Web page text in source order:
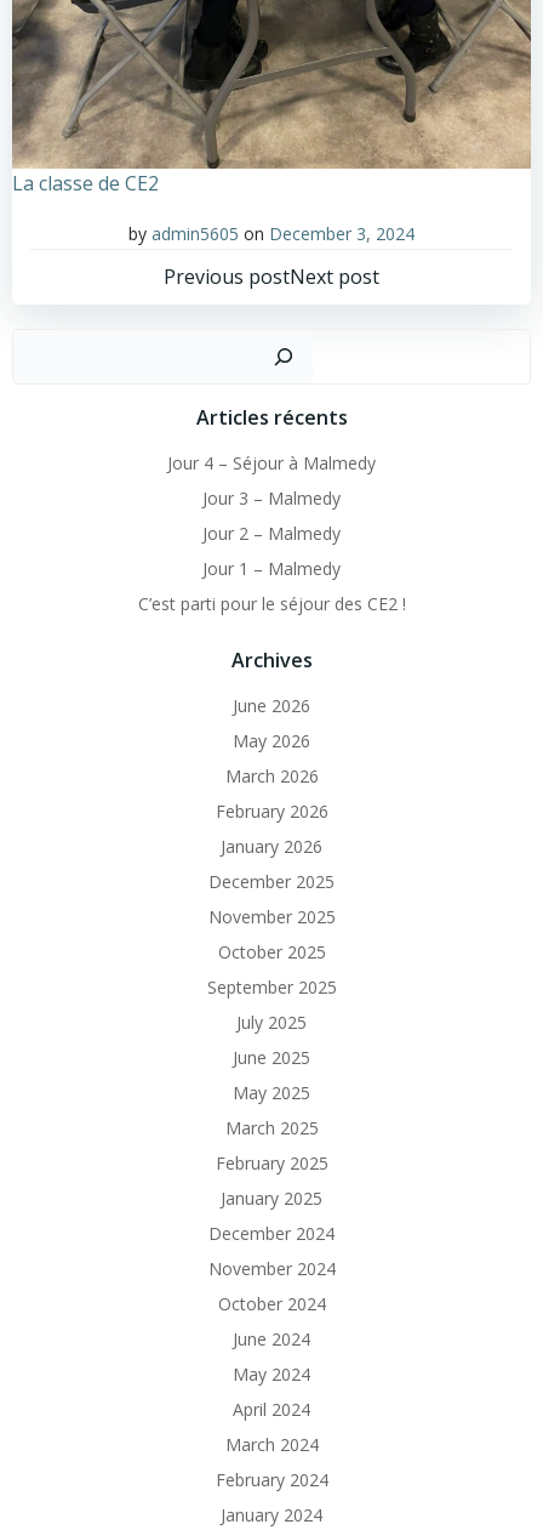
La classe de CE2
by admin5605 on December 3, 2024
Post
navigation
Previous postPost
navigation
Next post
Articles récents
Jour 4 – Séjour à Malmedy
Jour 3 – Malmedy
Jour 2 – Malmedy
Jour 1 – Malmedy
C’est parti pour le séjour des CE2 !
Archives
June 2026
May 2026
March 2026
February 2026
January 2026
December 2025
November 2025
October 2025
September 2025
July 2025
June 2025
May 2025
March 2025
February 2025
January 2025
December 2024
November 2024
October 2024
June 2024
May 2024
April 2024
March 2024
February 2024
January 2024